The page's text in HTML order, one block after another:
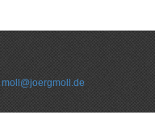
moll@joergmoll.de